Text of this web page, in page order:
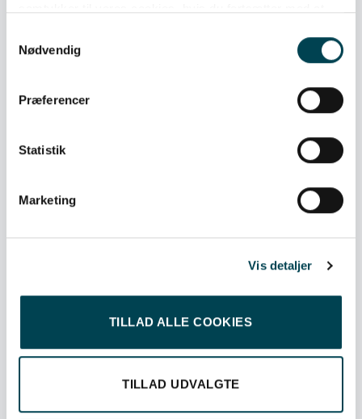
Nødvendig
Præferencer
Statistik
Marketing
Vis detaljer
TILLAD ALLE COOKIES
TILLAD UDVALGTE
Skansevej 2, 3700 Rønne
Fredag: 09:00 - 12:00